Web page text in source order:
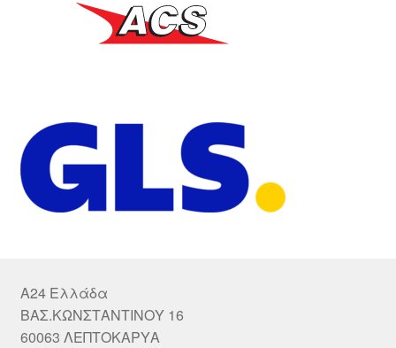
A24 Ελλάδα
ΒΑΣ.ΚΩΝΣΤΑΝΤΙΝΟΥ 16
60063 ΛΕΠΤΟΚΑΡΥΑ